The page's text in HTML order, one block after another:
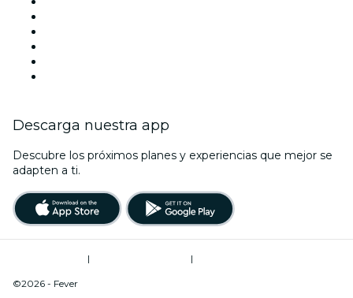
Descarga nuestra app
Descubre los próximos planes y experiencias que mejor se
adapten a ti.
|
|
©2026 - Fever